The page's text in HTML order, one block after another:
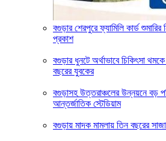
বগুড়ার শেরপুরে ফ্যামিলি কার্ড
প্রকাশ
বগুড়ার ধুনটে অর্থাভাবে চিকিৎসা
বছরের যুবকের
বগুড়াসহ উত্তরাঞ্চলের উন্নয়নে বড়
আন্তর্জাতিক স্টেডিয়াম
বগুড়ায় মাদক মামলায় তিন বছরের